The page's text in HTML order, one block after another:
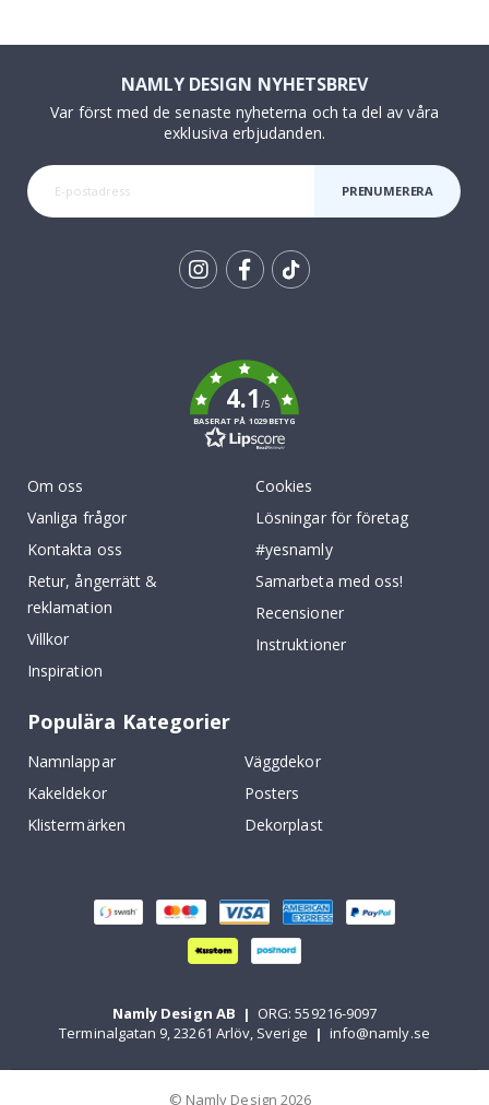
NAMLY DESIGN NYHETSBREV
Var först med de senaste nyheterna och ta del av våra
exklusiva erbjudanden.
PRENUMERERA
4.1/5
BASERAT PÅ 1029 BETYG
Om oss
Vanliga frågor
Kontakta oss
Retur, ångerrätt &
reklamation
Villkor
Inspiration
Cookies
Lösningar för företag
#yesnamly
Samarbeta med oss!
Recensioner
Instruktioner
Populära Kategorier
Namnlappar
Väggdekor
Kakeldekor
Posters
Klistermärken
Dekorplast
Namly Design AB | ORG: 559216-9097
Terminalgatan 9, 23261 Arlöv, Sverige | info@namly.se
© Namly Design 2026